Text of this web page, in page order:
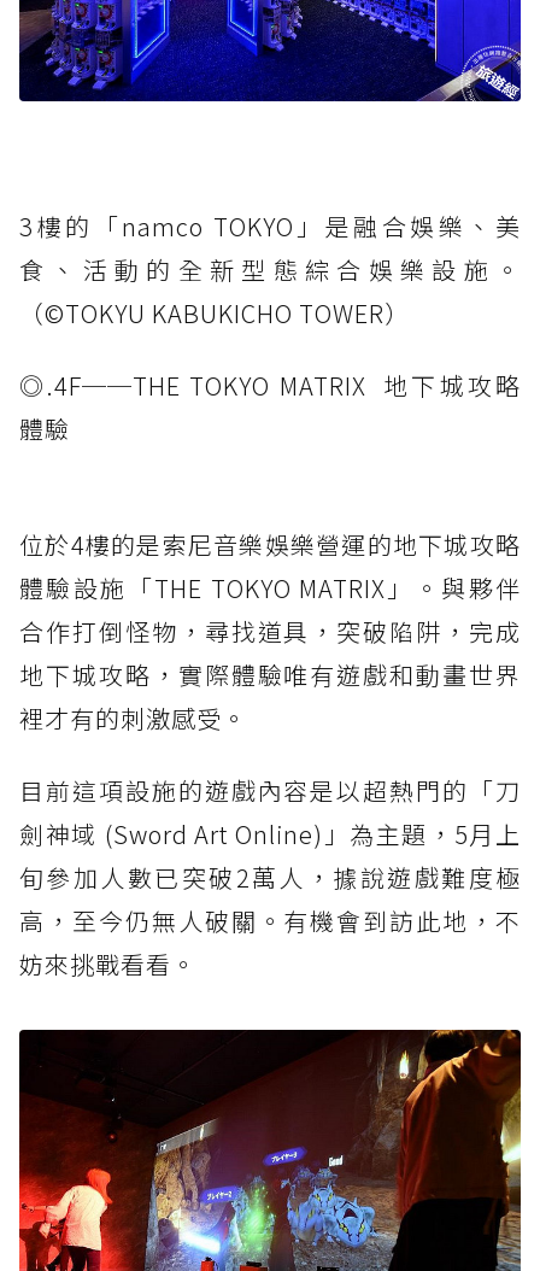
3樓的「namco TOKYO」是融合娛樂、美
食、活動的全新型態綜合娛樂設施。
（©️TOKYU KABUKICHO TOWER）
◎.4F──THE TOKYO MATRIX 地下城攻略
體驗
位於4樓的是索尼音樂娛樂營運的地下城攻略
體驗設施「THE TOKYO MATRIX」。與夥伴
合作打倒怪物，尋找道具，突破陷阱，完成
地下城攻略，實際體驗唯有遊戲和動畫世界
裡才有的刺激感受。
目前這項設施的遊戲內容是以超熱門的「刀
劍神域 (Sword Art Online)」為主題，5月上
旬參加人數已突破2萬人，據說遊戲難度極
高，至今仍無人破關。有機會到訪此地，不
妨來挑戰看看。